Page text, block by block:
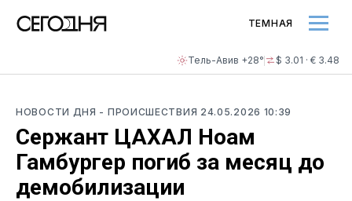
Тель-Авив +28° $ 3.01 · € 3.48
ТЕМНАЯ
НОВОСТИ ДНЯ - ПРОИСШЕСТВИЯ 24.05.2026 10:39
Сержант ЦАХАЛ Ноам
Гамбургер погиб за месяц до
демобилизации